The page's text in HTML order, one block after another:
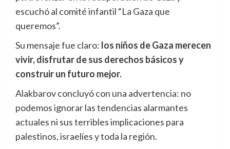
escuchó al comité infantil “La Gaza que
queremos”.
Su mensaje fue claro: los niños de Gaza merecen
vivir, disfrutar de sus derechos básicos y
construir un futuro mejor.
Alakbarov concluyó con una advertencia: no
podemos ignorar las tendencias alarmantes
actuales ni sus terribles implicaciones para
palestinos, israelíes y toda la región.